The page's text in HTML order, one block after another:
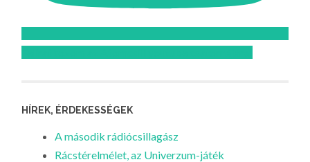
HÍREK, ÉRDEKESSÉGEK
A második rádiócsillagász
Rácstérelmélet, az Univerzum-játék